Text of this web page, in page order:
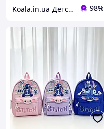
Koala.in.ua Детские рюкзаки 98%